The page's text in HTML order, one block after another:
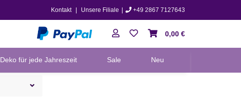
Kontakt Unsere Filiale +49 2867 7127643
0,00 €
Deko für jede Jahreszeit Sale Neu